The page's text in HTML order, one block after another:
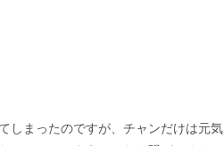
しまったのですが、チャンだけは元気